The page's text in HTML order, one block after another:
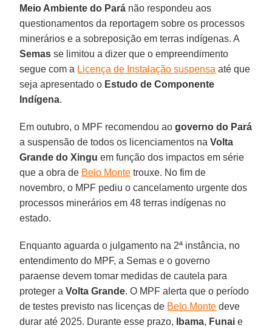
Meio Ambiente do Pará não respondeu aos
questionamentos da reportagem sobre os processos
minerários e a sobreposição em terras indígenas. A
Semas se limitou a dizer que o empreendimento
segue com a Licença de Instalação suspensa até que
seja apresentado o Estudo de Componente
Indígena.
Em outubro, o MPF recomendou aogoverno do Pará
a suspensão de todos os licenciamentos naVolta
Grande do Xingu em função dos impactos em série
que a obra de Belo Monte trouxe. No fim de
novembro, o MPF pediu o cancelamento urgente dos
processos minerários em 48 terras indígenas no
estado.
Enquanto aguarda o julgamento na 2ª instância, no
entendimento do MPF, a Semas e o governo
paraense devem tomar medidas de cautela para
proteger aVolta Grande. O MPF alerta que o período
de testes previsto nas licenças de Belo Monte deve
durar até 2025. Durante esse prazo,
Ibama, Funai e